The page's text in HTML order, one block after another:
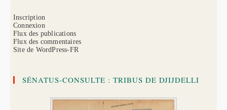
Inscription
Connexion
Flux des publications
Flux des commentaires
Site de WordPress-FR
SÉNATUS-CONSULTE : TRIBUS DE DJIJDELLI